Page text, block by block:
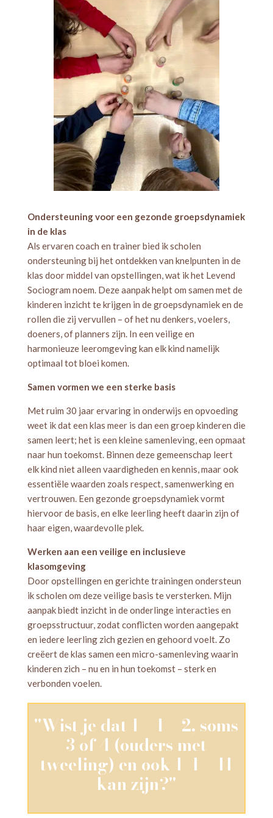
Ondersteuning voor een gezonde groepsdynamiek
in de klas
Als ervaren coach en trainer bied ik scholen
ondersteuning bij het ontdekken van knelpunten in de
klas door middel van opstellingen, wat ik het Levend
Sociogram noem. Deze aanpak helpt om samen met de
kinderen inzicht te krijgen in de groepsdynamiek en de
rollen die zij vervullen – of het nu denkers, voelers,
doeners, of planners zijn. In een veilige en
harmonieuze leeromgeving kan elk kind namelijk
optimaal tot bloei komen.
Samen vormen we een sterke basis
Met ruim 30 jaar ervaring in onderwijs en opvoeding
weet ik dat een klas meer is dan een groep kinderen die
samen leert; het is een kleine samenleving, een opmaat
naar hun toekomst. Binnen deze gemeenschap leert
elk kind niet alleen vaardigheden en kennis, maar ook
essentiële waarden zoals respect, samenwerking en
vertrouwen. Een gezonde groepsdynamiek vormt
hiervoor de basis, en elke leerling heeft daarin zijn of
haar eigen, waardevolle plek.
Werken aan een veilige en inclusieve
klasomgeving
Door opstellingen en gerichte trainingen ondersteun
ik scholen om deze veilige basis te versterken. Mijn
aanpak biedt inzicht in de onderlinge interacties en
groepsstructuur, zodat conflicten worden aangepakt
en iedere leerling zich gezien en gehoord voelt. Zo
creëert de klas samen een micro-samenleving waarin
kinderen zich – nu en in hun toekomst – sterk en
verbonden voelen.
"Wist je dat 1 + 1 = 2, soms
3 of 4 (ouders met
tweeling) en ook 1+1 = 11
kan zijn?"